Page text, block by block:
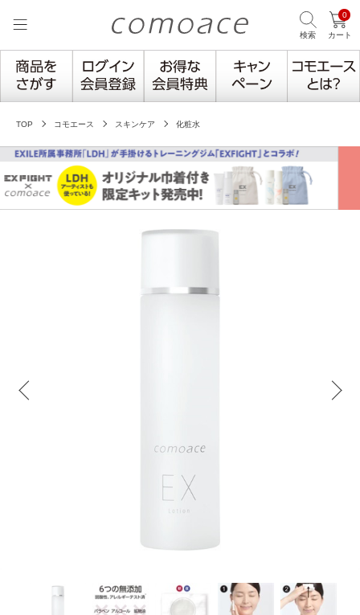
検索
0
カート
TOP コモエース スキンケア 化粧水